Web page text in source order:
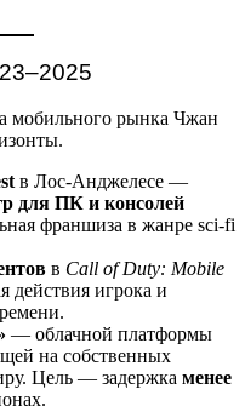
мобильного рынка Чжан
в Лос-Анджелесе —
для ПК и консолей
франшиза в жанре sci-fi
в Call of Duty: Mobile
действия игрока и
— облачной платформы
на собственных
Цель — задержка менее